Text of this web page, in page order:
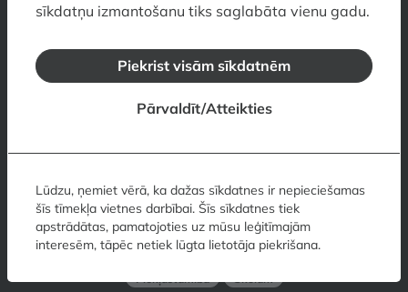
Mākslas muzejs RĪGAS BIRŽA
Kontakti Darba laiks Cenas
Kā nokļūt
muzejs
Skārņu iela 10, Rīga, LV-1050, Latvija
Kontakti Darba laiks Cenas
sīkdatņu izmantošanu tiks saglabāta vienu gadu.
Piekrist visām sīkdatnēm
Pārvaldīt/Atteikties
Lūdzu, ņemiet vērā, ka dažas sīkdatnes ir nepieciešamas
šīs tīmekļa vietnes darbībai. Šīs sīkdatnes tiek
apstrādātas, pamatojoties uz mūsu leģitīmajām
interesēm, tāpēc netiek lūgta lietotāja piekrišana.